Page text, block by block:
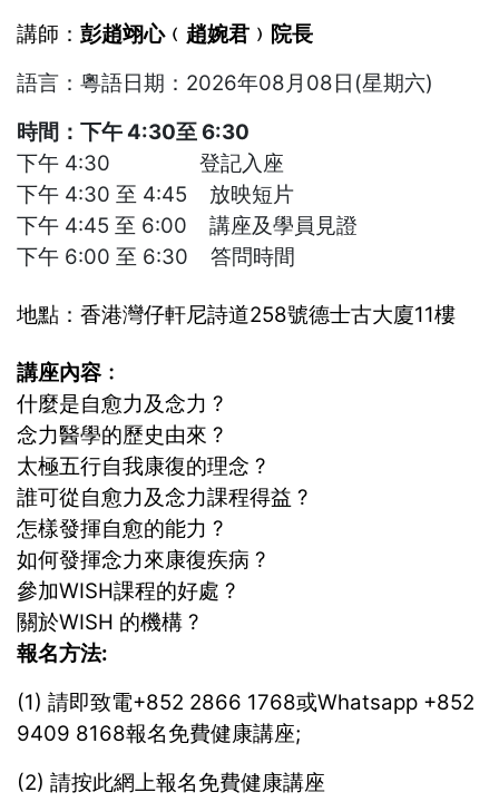
講師： 彭趙翊心﹙趙婉君﹚院長
語言：粵語日期：2026年08月08日(星期六)
時間：下午 4:30至 6:30
下午 4:30 登記入座
下午 4:30 至 4:45 放映短片
下午 4:45 至 6:00 講座及學員見證
下午 6:00 至 6:30 答問時間
地點：香港灣仔軒尼詩道258號德士古大廈11樓
講座內容﹕
什麼是自愈力及念力 ?
念力醫學的歷史由來 ?
太極五行自我康復的理念 ?
誰可從自愈力及念力課程得益 ?
怎樣發揮自愈的能力 ?
如何發揮念力來康復疾病 ?
參加WISH課程的好處 ?
關於WISH 的機構 ?
報名方法:
(1) 請即致電+852 2866 1768或Whatsapp +852
9409 8168報名免費健康講座;
(2) 請按此網上報名免費健康講座